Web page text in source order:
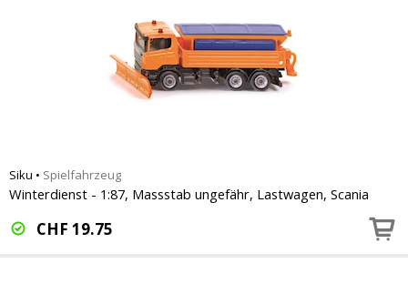
Siku • Spielfahrzeug
Winterdienst - 1:87, Massstab ungefähr, Lastwagen, Scania
CHF 19.75